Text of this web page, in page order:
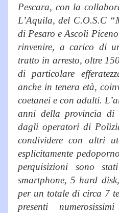
Pescara, con la
L’Aquila, del C.O.S.C
di Pesaro e Ascoli
rinvenire, a carico di
tratto in arresto, oltre
di particolare
anche in tenera età,
coetanei e con adulti.
anni della provincia di
dagli operatori di
condividere con altri
esplicitamente
perquisizioni sono
smartphone, 5 hard
per un totale di circa 7
presenti